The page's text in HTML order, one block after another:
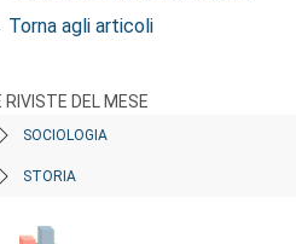
Torna agli articoli
RIVISTE DEL MESE
SOCIOLOGIA
STORIA